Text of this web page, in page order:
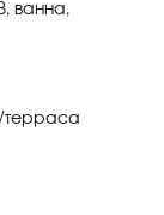
ванна,
терраса